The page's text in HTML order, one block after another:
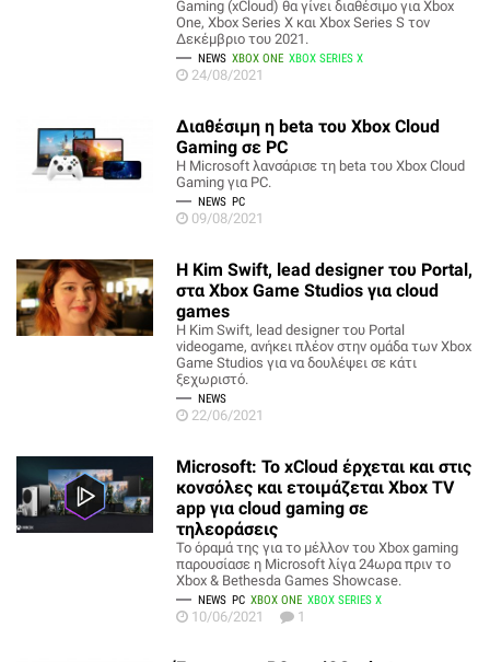
Gaming (xCloud) θα γίνει διαθέσιμο για Xbox
One, Xbox Series X και Xbox Series S τον
Δεκέμβριο του 2021.
NEWS XBOX ONE XBOX SERIES X
24/08/2021
Διαθέσιμη η beta του Xbox Cloud
Gaming σε PC
Η Microsoft λανσάρισε τη beta του Xbox Cloud
Gaming για PC.
NEWS PC
09/08/2021
H Kim Swift, lead designer του Portal,
στα Xbox Game Studios για cloud
games
Η Kim Swift, lead designer του Portal
videogame, ανήκει πλέον στην ομάδα των Xbox
Game Studios για να δουλέψει σε κάτι
ξεχωριστό.
NEWS
22/06/2021
Microsoft: Το xCloud έρχεται και στις
κονσόλες και ετοιμάζεται Xbox TV
app για cloud gaming σε
τηλεοράσεις
Το όραμά της για το μέλλον του Xbox gaming
παρουσίασε η Microsoft λίγα 24ωρα πριν το
Xbox & Bethesda Games Showcase.
NEWS PC XBOX ONE XBOX SERIES X
10/06/2021 1